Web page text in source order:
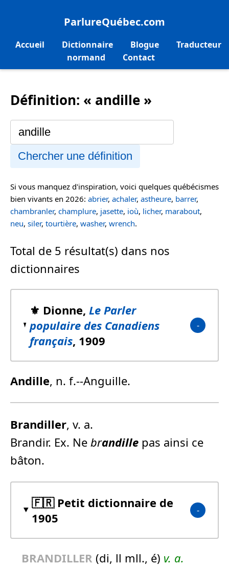
ParlureQuébec.com
Accueil Dictionnaire Blogue
Traducteur
normand
Contact
Définition: « andille »
Chercher une définition
Si vous manquez d'inspiration, voici quelques québécismes
bien vivants en 2026: abrier, achaler, astheure, barrer,
chambranler, champlure, jasette, ioù, licher, marabout,
neu, siler, tourtière, washer, wrench.
Total de 5 résultat(s) dans nos
dictionnaires
⚜️ Dionne, Le Parler
populaire des Canadiens
français, 1909
Andille, n. f.--Anguille.
Brandiller, v. a.
Brandir. Ex. Ne brandille pas ainsi ce
bâton.
🇫🇷 Petit dictionnaire de
1905
BRANDILLER (di, ll mll., é) v. a.